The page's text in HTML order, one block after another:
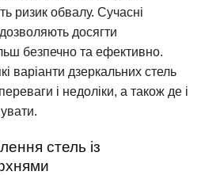
ризик обвалу. Сучасні
досягти
безпечно та ефективно.
варіанти дзеркальних стель
і недоліки, а також де і
стель із